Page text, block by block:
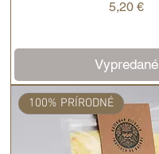
Cena
5,20 €
Vypredané
100% PRÍRODNÉ